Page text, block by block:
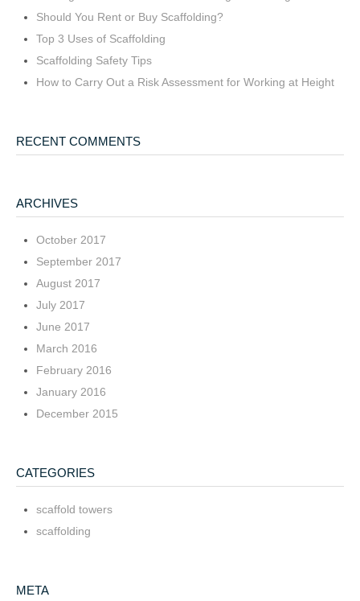
Should You Rent or Buy Scaffolding?
Top 3 Uses of Scaffolding
Scaffolding Safety Tips
How to Carry Out a Risk Assessment for Working at Height
RECENT COMMENTS
ARCHIVES
October 2017
September 2017
August 2017
July 2017
June 2017
March 2016
February 2016
January 2016
December 2015
CATEGORIES
scaffold towers
scaffolding
META